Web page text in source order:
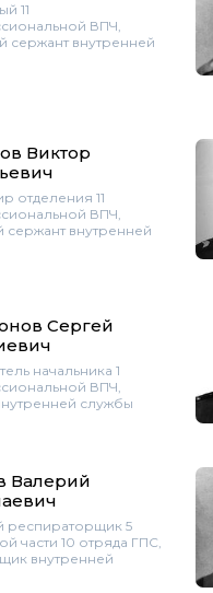
11
ВПЧ,
сержант внутренней
Виктор
отделения 11
ВПЧ,
сержант внутренней
Сергей
начальника 1
ВПЧ,
службы
Валерий
респираторщик 5
части 10 отряда ГПС,
внутренней